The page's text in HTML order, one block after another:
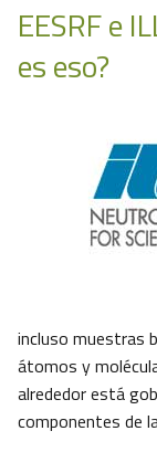
EESRF e
es eso?
incluso muestras
átomos y
alrededor está
componentes de